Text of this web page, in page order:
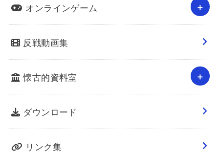
オンラインゲーム
反戦動画集
懐古的資料室
ダウンロード
リンク集